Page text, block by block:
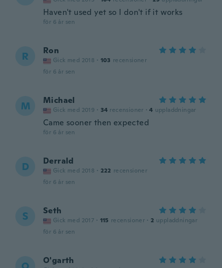
Haven't used yet so I don't if it works
för 6 år sen
R Ron
Gick med 2018 · 103 recensioner
för 6 år sen
M Michael
Gick med 2019 · 34 recensioner · 4 uppladdningar
Came sooner then expected
för 6 år sen
D Derrald
Gick med 2018 · 222 recensioner
för 6 år sen
S Seth
Gick med 2017 · 115 recensioner · 2 uppladdningar
för 6 år sen
O'garth